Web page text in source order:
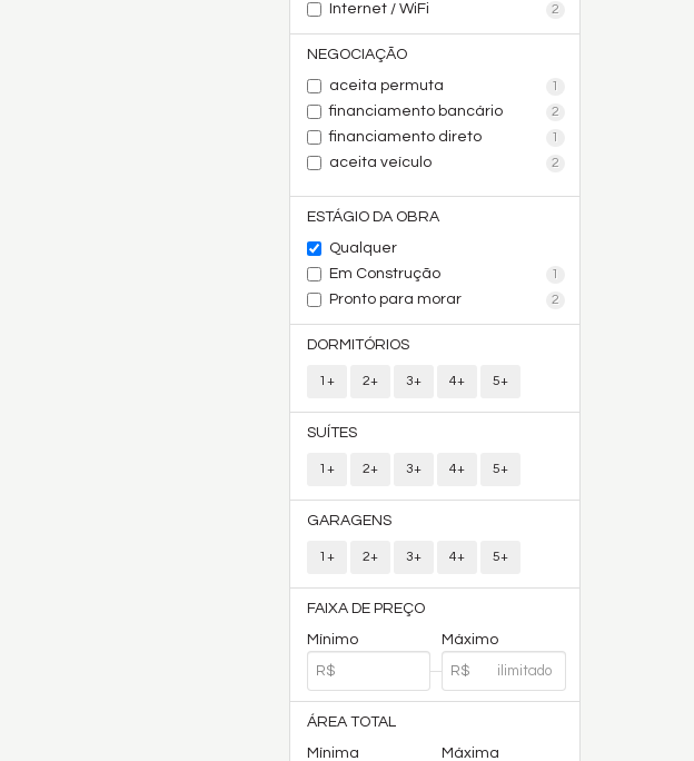
Internet / WiFi 2
NEGOCIAÇÃO
aceita permuta
1
financiamento bancário 2
financiamento direto 1
aceita veículo 2
ESTÁGIO DA OBRA
Qualquer
Em Construção
1
Pronto para morar 2
DORMITÓRIOS
1+ 2+ 3+ 4+ 5+
SUÍTES
1+ 2+ 3+ 4+ 5+
GARAGENS
1+ 2+ 3+ 4+ 5+
FAIXA DE PREÇO
Mínimo
Máximo
ÁREA TOTAL
Mínima
Máxima